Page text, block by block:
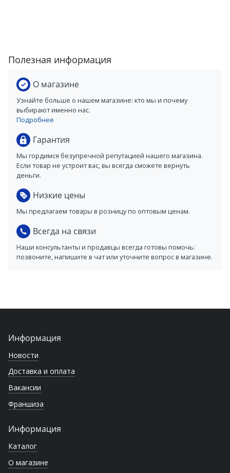
Полезная информация
О магазине
Узнайте больше о нашем магазине: кто мы и почему
выбирают именно нас.
Подробнее
Гарантия
Мы гордимся безупречной репутацией нашего магазина.
Если товар не устроит вас, вы всегда сможете вернуть
деньги.
Низкие цены
Мы предлагаем товары в розницу по оптовым ценам.
Всегда на связи
Наши консультанты и продавцы всегда готовы помочь:
позвоните, напишите в чат или уточните вопрос в магазине.
Информация
Новости
Доставка и оплата
Вакансии
Франшиза
Информация
Каталог
О магазине